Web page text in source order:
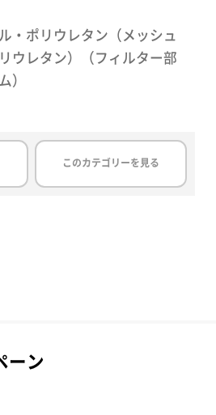
・ポリウレタン（メッシュ
ウレタン）（フィルター部
）
このカテゴリーを見る
ーン